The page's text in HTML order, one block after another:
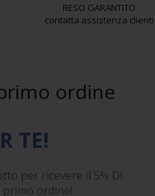
RESO GARANTITO
contatta assistenza clienti
ordine
TE!
per ricevere il 5% DI
primo ordine!